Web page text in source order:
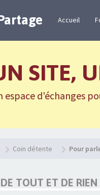
Accueil
SITE,
espace d'échanges
Coin détente Pour
TOUT ET DE RIEN